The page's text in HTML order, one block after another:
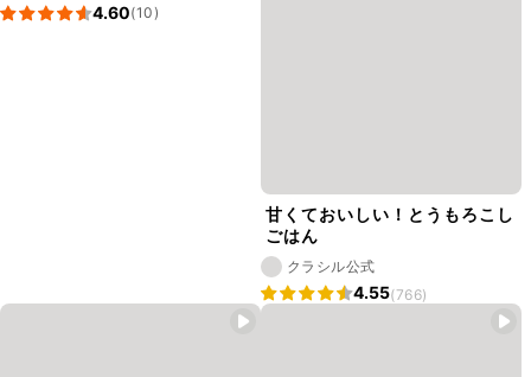
4.60(10)
甘くておいしい！とうもろこし
ごはん
クラシル公式
4.55(766)